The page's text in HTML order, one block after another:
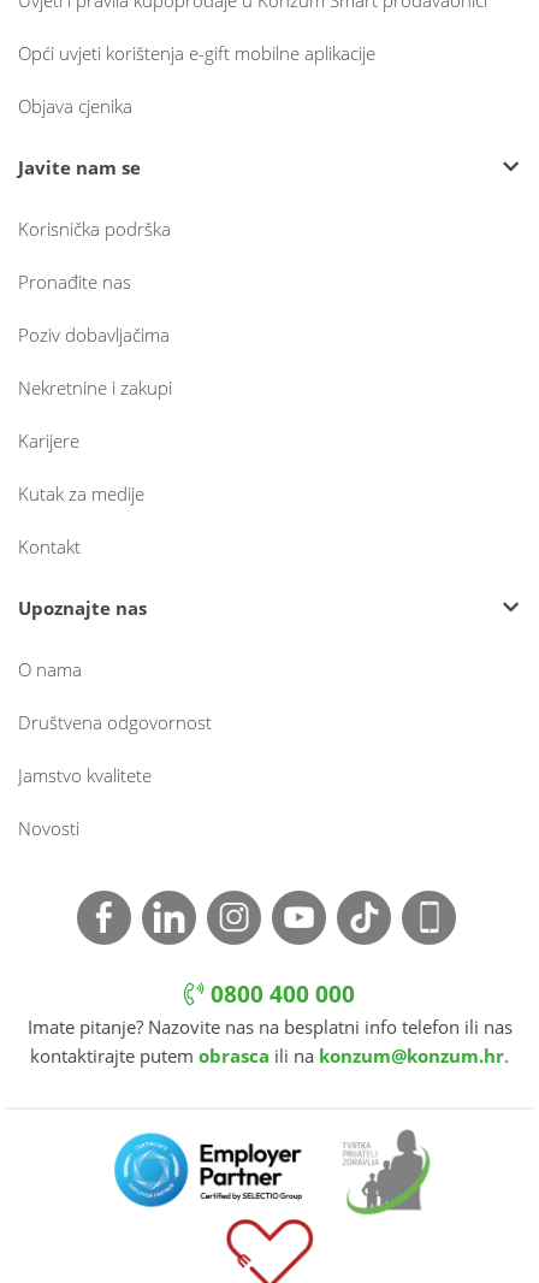
Opći uvjeti korištenja e-gift mobilne aplikacije
Objava cjenika
Javite nam se
Korisnička podrška
Pronađite nas
Poziv dobavljačima
Nekretnine i zakupi
Karijere
Kutak za medije
Kontakt
Upoznajte nas
O nama
Društvena odgovornost
Jamstvo kvalitete
Novosti
0800 400 000
Imate pitanje? Nazovite nas na besplatni info telefon ili nas
kontaktirajte putem obrasca ili na konzum@konzum.hr.